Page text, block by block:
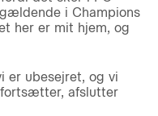
i Champions
her er mit hjem, og
er ubesejret, og vi
afslutter